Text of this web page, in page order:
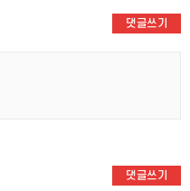
댓글쓰기
댓글쓰기